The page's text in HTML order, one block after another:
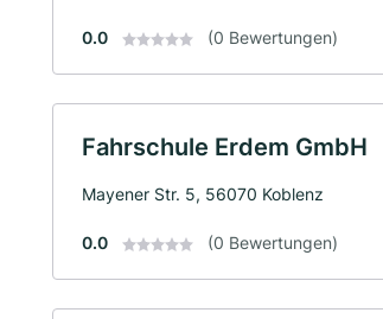
0.0 (0 Bewertungen)
Fahrschule Erdem GmbH
Mayener Str. 5, 56070 Koblenz
0.0 (0 Bewertungen)